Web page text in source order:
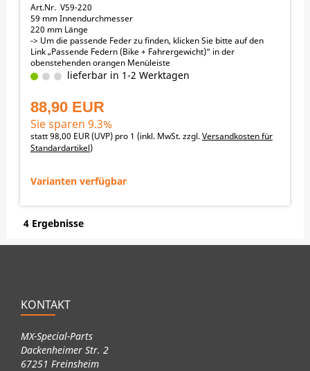
Art.Nr. V59-220
59 mm Innendurchmesser
220 mm Länge
-> Um die passende Feder zu finden, klicken Sie bitte auf den
Link „Passende Federn (Bike + Fahrergewicht)“ in der
obenstehenden orangen Menüleiste
Passend für folgende Motorräder:
GAS_GAS MC85 2021-2025
HUSQVARNA TC85 2014-2025
lieferbar in 1-2 Werktagen
88,90 EUR
Sie sparen 9.3%
statt98,00 EUR(UVP) pro 1 (inkl. MwSt. zzgl.Versandkosten für
Standardartikel)
Varianten verfügbar
4 Ergebnisse
KONTAKT
MX-Special-Parts
Dackenheimer Str. 2
67251 Freinsheim